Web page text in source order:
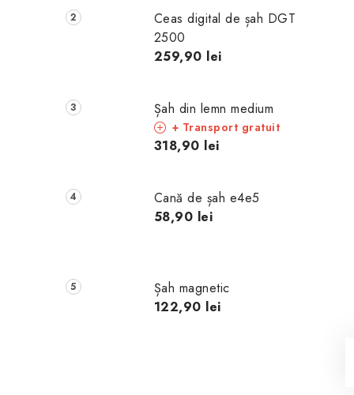
Ceas digital de șah DGT
2500
259,90 lei
Șah din lemn medium
+ Transport gratuit
318,90 lei
Cană de șah e4e5
58,90 lei
Șah magnetic
122,90 lei